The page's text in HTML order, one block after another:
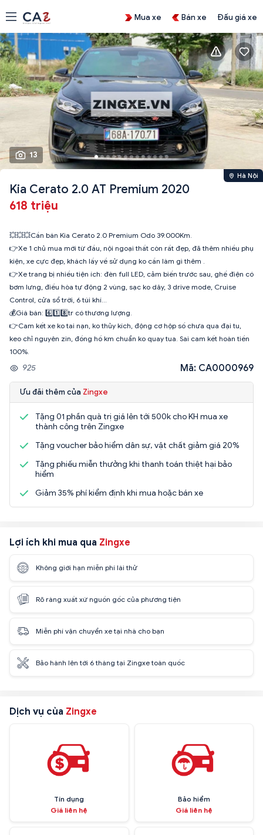
Mua xe Bán xe Đấu giá xe
13
Hà Nội
Kia Cerato 2.0 AT Premium 2020
618 triệu
💥💥💥Cần bán Kia Cerato 2.0 Premium Odo 39.000Km.
👉Xe 1 chủ mua mới từ đầu, nội ngoại thất còn rất đẹp, đã thêm nhiều phụ
kiện, xe cực đẹp, khách lấy về sử dụng ko cần làm gì thêm .
👉Xe trang bị nhiều tiện ích: đèn full LED, cảm biến trước sau, ghế điện có
bơm lưng, điều hòa tự động 2 vùng, sạc ko dây, 3 drive mode, Cruise
Control, cửa sổ trời, 6 túi khí...
💰Giá bán: 6️⃣1️⃣8️⃣tr có thương lượng.
👉Cam kết xe ko tai nạn, ko thủy kích, động cơ hộp số chưa qua đại tu,
keo chỉ nguyên zin, đồng hồ km chuẩn ko quay tua. Sai cam kết hoàn tiền
100%.
925 Mã: CA0000969
Ưu đãi thêm của Zingxe
Tặng 01 phần quà trị giá lên tới 500k cho KH mua xe
thành công trên Zingxe
Tặng voucher bảo hiểm dân sự, vật chất giảm giá 20%
Tặng phiếu miễn thưởng khi thanh toán thiệt hại bảo
hiểm
Giảm 35% phí kiểm định khi mua hoặc bán xe
Lợi ích khi mua qua Zingxe
Không giới hạn miễn phí lái thử
Rõ ràng xuất xứ nguồn gốc của phương tiện
Miễn phí vận chuyển xe tại nhà cho bạn
Bảo hành lên tới 6 tháng tại Zingxe toàn quốc
Dịch vụ của Zingxe
Tín dụng
Giá liên hệ
Bảo hiểm
Giá liên hệ